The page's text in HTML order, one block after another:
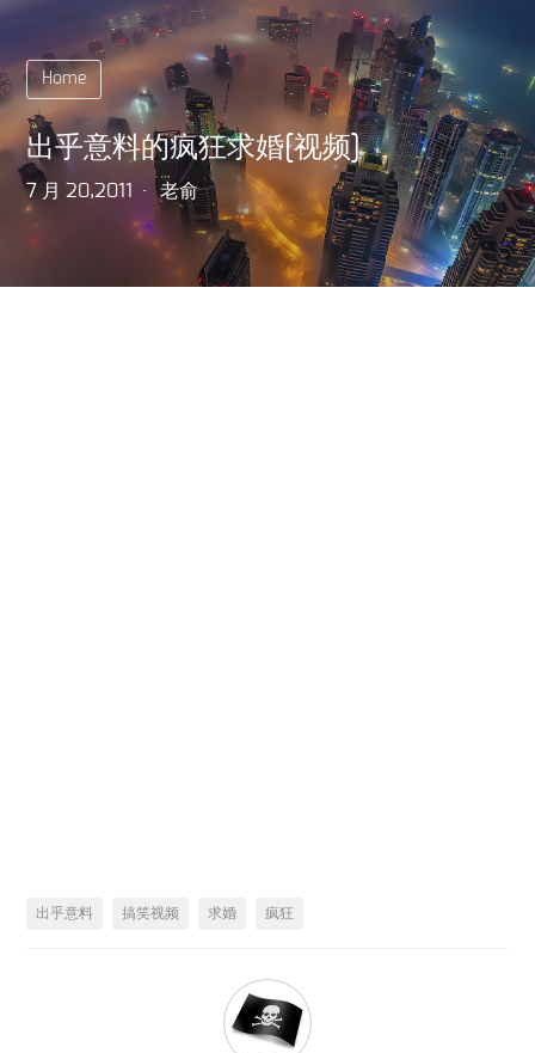
Home
出乎意料的疯狂求婚[视频]
7 月 20,2011 老俞
出乎意料 搞笑视频 求婚 疯狂